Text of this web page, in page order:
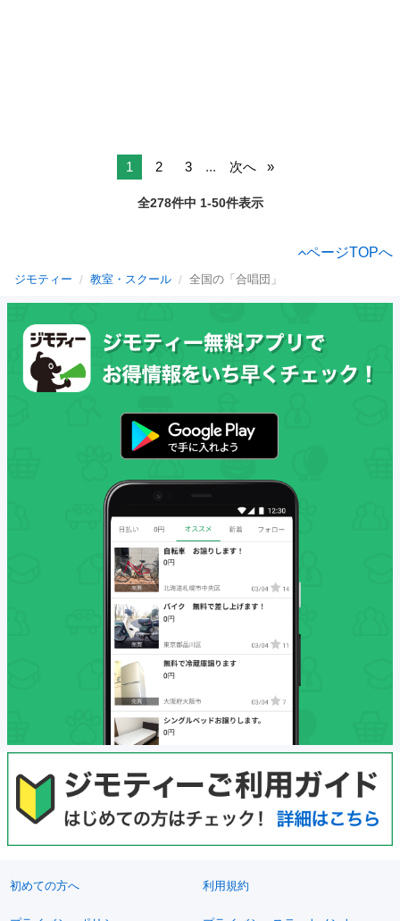
1 2 3 ... 次へ
全278件中 1-50件表示
ページTOPへ
ジモティー 教室・スクール 全国の「合唱団」
初めての方へ 利用規約